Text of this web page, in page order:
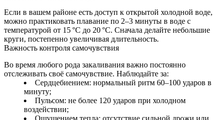
Если в вашем районе есть доступ к открытой холодной воде,
можно практиковать плавание по 2–3 минуты в воде с
температурой от 15 °C до 20 °C. Сначала делайте небольшие
круги, постепенно увеличивая длительность.
Важность контроля самочувствия
Во время любого рода закаливания важно постоянно
отслеживать своё самочувствие. Наблюдайте за:
Сердцебиением: нормальный ритм 60–100 ударов в
минуту;
Пульсом: не более 120 ударов при холодном
воздействии;
Ощущением тепла: отсутствие сильной дрожи или